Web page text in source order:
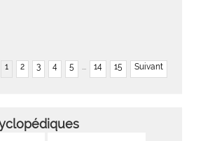
1 2 3 4 5 ... 14 15 Suivant